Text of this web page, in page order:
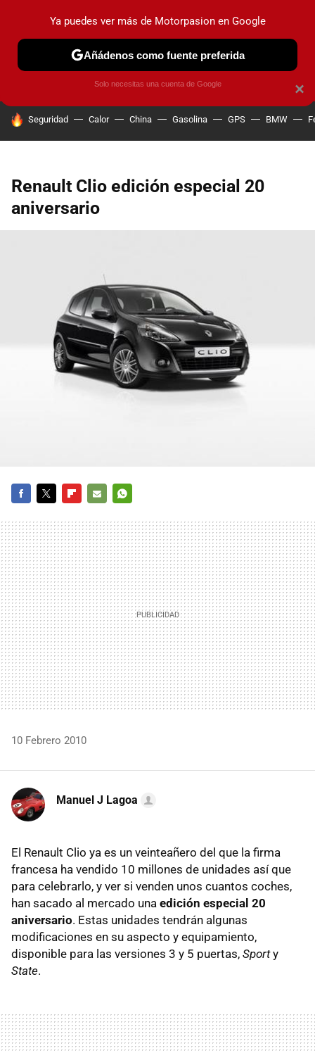
PRUEBAS COCHES ELÉCTRICOS OBSERVATORIO
HOY SE HABLA DE
Seguridad Calor China Gasolina GPS BMW
Renault Clio edición especial 20
aniversario
MAIL
10 Febrero 2010
Manuel J Lagoa
El Renault Clio ya es un veinteañero del que la firma
francesa ha vendido 10 millones de unidades así que
para celebrarlo, y ver si venden unos cuantos coches,
han sacado al mercado una edición especial 20
aniversario. Estas unidades tendrán algunas
modificaciones en su aspecto y equipamiento,
disponible para las versiones 3 y 5 puertas, Sporty
State.
×
Ya puedes ver más de Motorpasion en Google
Añádenos como fuente preferida
Solo necesitas una cuenta de Google